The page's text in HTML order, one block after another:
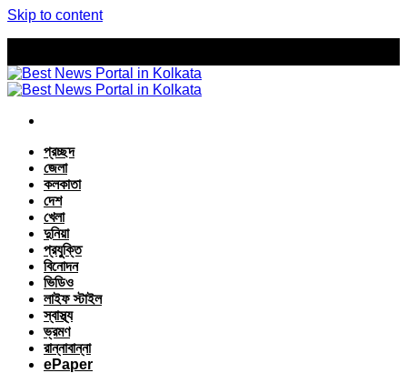
Skip to content
প্রচ্ছদ
জেলা
কলকাতা
দেশ
খেলা
দুনিয়া
প্রযুক্তি
বিনোদন
ভিডিও
লাইফ স্টাইল
স্বাস্থ্য
ভ্রমণ
রান্নাবান্না
ePaper